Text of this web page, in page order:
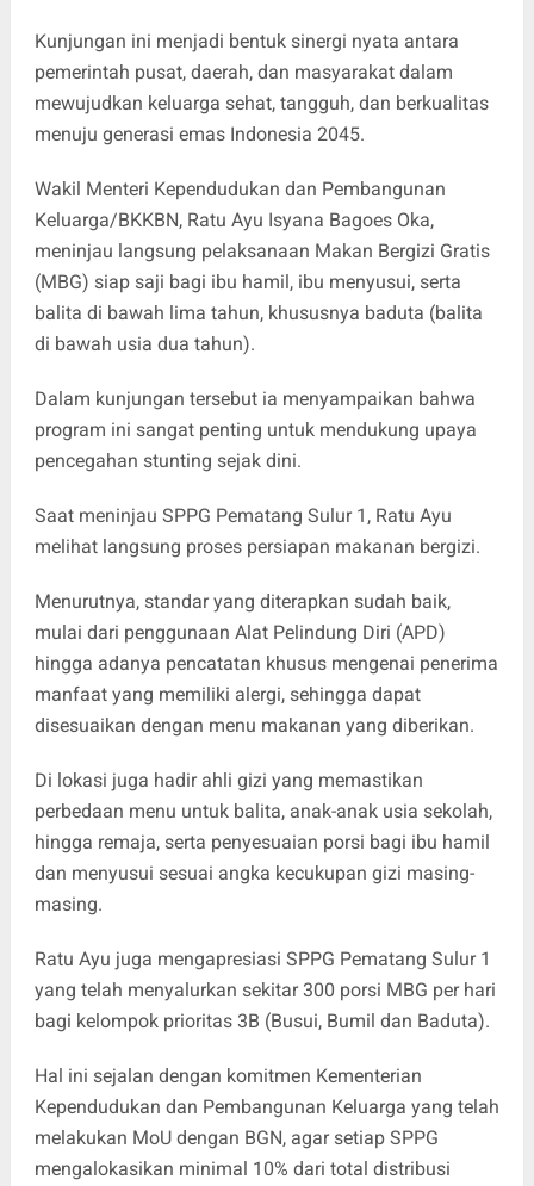
Kunjungan ini menjadi bentuk sinergi nyata antara
pemerintah pusat, daerah, dan masyarakat dalam
mewujudkan keluarga sehat, tangguh, dan berkualitas
menuju generasi emas Indonesia 2045.
Wakil Menteri Kependudukan dan Pembangunan
Keluarga/BKKBN, Ratu Ayu Isyana Bagoes Oka,
meninjau langsung pelaksanaan Makan Bergizi Gratis
(MBG) siap saji bagi ibu hamil, ibu menyusui, serta
balita di bawah lima tahun, khususnya baduta (balita
di bawah usia dua tahun).
Dalam kunjungan tersebut ia menyampaikan bahwa
program ini sangat penting untuk mendukung upaya
pencegahan stunting sejak dini.
Saat meninjau SPPG Pematang Sulur 1, Ratu Ayu
melihat langsung proses persiapan makanan bergizi.
Menurutnya, standar yang diterapkan sudah baik,
mulai dari penggunaan Alat Pelindung Diri (APD)
hingga adanya pencatatan khusus mengenai penerima
manfaat yang memiliki alergi, sehingga dapat
disesuaikan dengan menu makanan yang diberikan.
Di lokasi juga hadir ahli gizi yang memastikan
perbedaan menu untuk balita, anak-anak usia sekolah,
hingga remaja, serta penyesuaian porsi bagi ibu hamil
dan menyusui sesuai angka kecukupan gizi masing-
masing.
Ratu Ayu juga mengapresiasi SPPG Pematang Sulur 1
yang telah menyalurkan sekitar 300 porsi MBG per hari
bagi kelompok prioritas 3B (Busui, Bumil dan Baduta).
Hal ini sejalan dengan komitmen Kementerian
Kependudukan dan Pembangunan Keluarga yang telah
melakukan MoU dengan BGN, agar setiap SPPG
mengalokasikan minimal 10% dari total distribusi